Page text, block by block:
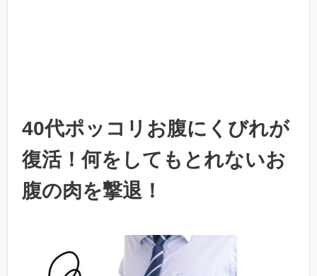
40代ポッコリお腹にくびれが
復活！何をしてもとれないお
腹の肉を撃退！